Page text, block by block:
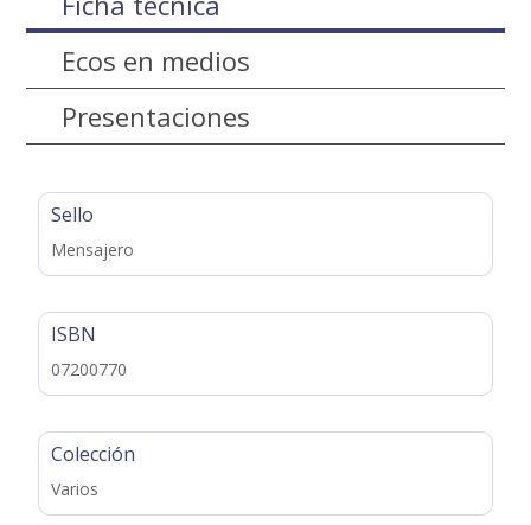
Ecos en medios
Presentaciones
Sello
Mensajero
ISBN
07200770
Colección
Varios